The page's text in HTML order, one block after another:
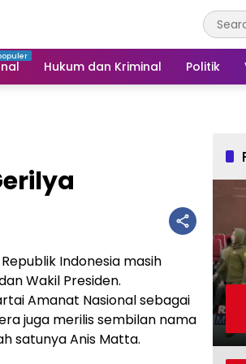
Hukum dan Kriminal Politik
Indonesia masih
Wakil Presiden.
Amanat Nasional sebagai
juga merilis sembilan nama
satunya Anis Matta.